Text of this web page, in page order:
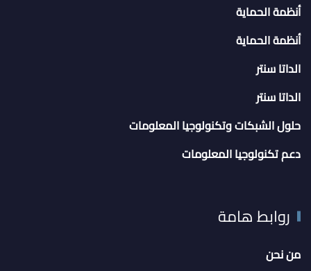
أنظمة الحماية
أنظمة الحماية
الداتا سنتر
الداتا سنتر
حلول الشبكات وتكنولوجيا المعلومات
دعم تكنولوجيا المعلومات
روابط هامة
من نحن